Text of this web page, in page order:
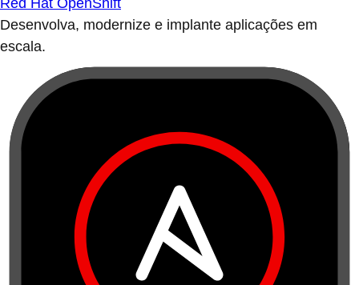
Red Hat OpenShift
Desenvolva, modernize e implante aplicações em
escala.